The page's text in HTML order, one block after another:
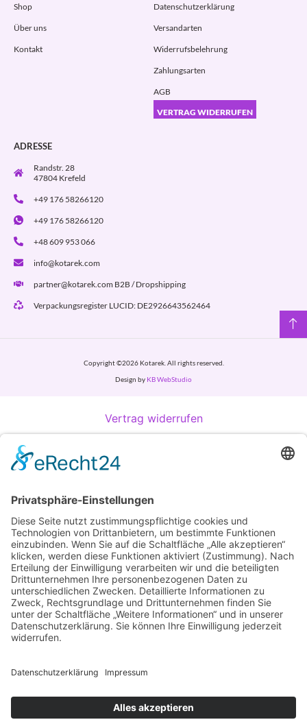
Shop
Über uns
Kontakt
Datenschutzerklärung
Versandarten
Widerrufsbelehrung
Zahlungsarten
AGB
VERTRAG WIDERRUFEN
ADRESSE
Randstr. 28
47804 Krefeld
+49 176 58266120
+49 176 58266120
+48 609 953 066
info@kotarek.com
partner@kotarek.com B2B / Dropshipping
Verpackungsregister LUCID: DE2926643562464
Copyright ©2026 Kotarek. All rights reserved.
Design by KB WebStudio
Vertrag widerrufen